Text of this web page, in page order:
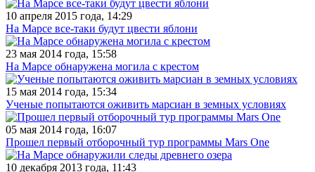
10 апреля 2015 года, 14:29
На Марсе все-таки будут цвести яблони
23 мая 2014 года, 15:58
На Марсе обнаружена могила с крестом
15 мая 2014 года, 15:34
Ученые попытаются оживить марсиан в земных условиях
05 мая 2014 года, 16:07
Прошел первый отборочный тур программы Mars One
10 декабря 2013 года, 11:43